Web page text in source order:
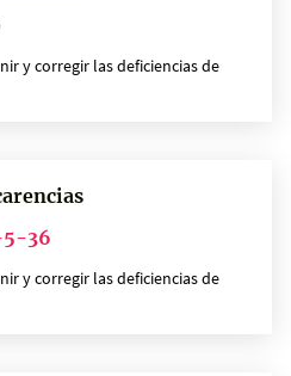
y corregir las deficiencias de
36
y corregir las deficiencias de